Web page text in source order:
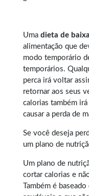
Uma dieta de
alimentação que
modo temporário
temporários.
perca irá voltar
retornar aos seus
calorias também
causar a perda de
Se você deseja
um plano de
Um plano de
cortar calorias e
Também é